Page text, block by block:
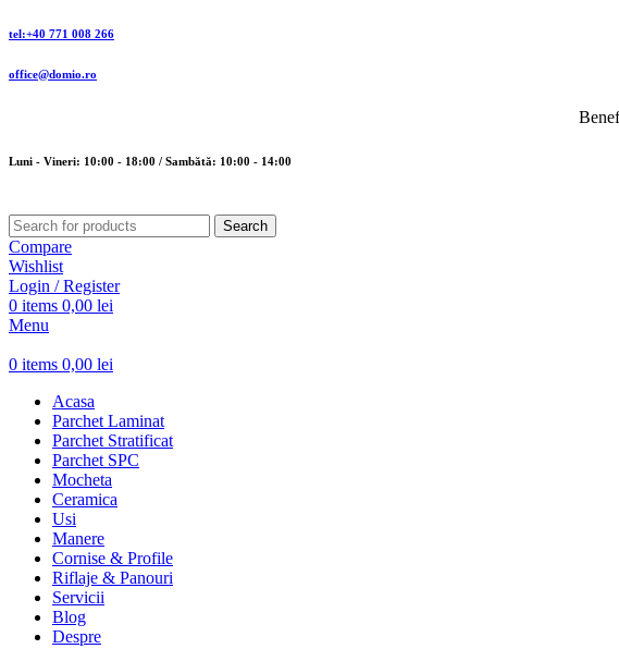
tel:+40 771 008 266
office@domio.ro
Luni - Vineri: 10:00 - 18:00 / Sambătă: 10:00 - 14:00
Search
Compare
Wishlist
Login / Register
0 items 0,00 lei
Menu
0 items 0,00 lei
Acasa
Parchet Laminat
Parchet Stratificat
Parchet SPC
Mocheta
Ceramica
Usi
Manere
Cornise & Profile
Riflaje & Panouri
Servicii
Blog
Despre